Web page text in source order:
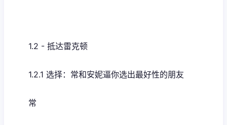
1.2 - 抵达雷克顿
1.2.1 选择：常和安妮逼你选出最好性的朋友
常